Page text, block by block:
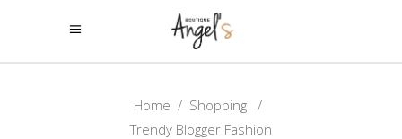
Home / Shopping
/
Trendy Blogger Fashion